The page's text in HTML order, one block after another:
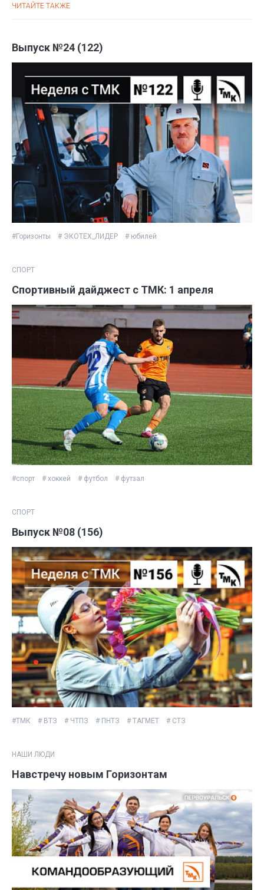
ЧИТАЙТЕ ТАКЖЕ
Выпуск №24 (122)
#Горизонты # ЭКОТЕХ_ЛИДЕР # юбилей
СПОРТ
Спортивный дайджест с ТМК: 1 апреля
#спорт # хоккей # футбол # футзал
СПОРТ
Выпуск №08 (156)
#ТМК # ВТЗ # ЧТПЗ # ПНТЗ # ТАГМЕТ # СТЗ
НАШИ ЛЮДИ
Навстречу новым Горизонтам